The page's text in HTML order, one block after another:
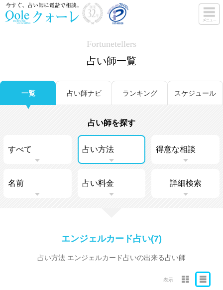
Fortunetellers
占い師一覧
一覧 占い師ナビ ランキング スケジュール
占い師を探す
詳細検索
エンジェルカード占い(7)
占い方法 エンジェルカード占いの出来る占い師
表示